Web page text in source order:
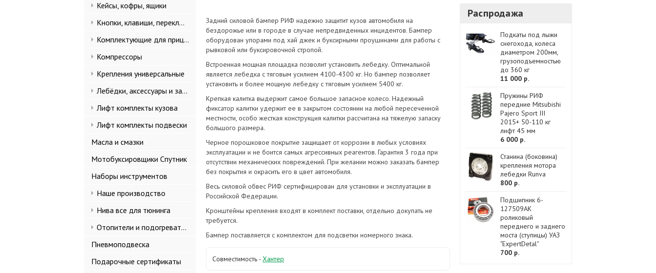
Кейсы, кофры, ящики
Кнопки, клавиши, переключатели
Комплектующие для прицепов
Компрессоры
Крепления универсальные
Лебёдки, аксессуары и запчасти
Лифт комплекты кузова
Лифт комплекты подвески
Масла и смазки
Мотобуксировщики Спутник
Наборы инструментов
Наше производство
Нива все для тюнинга
Отопители и подогреватели
Пневмоподвеска
Подарочные сертификаты
Задний силовой бампер РИФ надежно защитит кузов автомобиля на
бездорожье или в городе в случае непредвиденных инцидентов. Бампер
оборудован упорами под хай джек и буксирными проушинами для работы с
рывковой или буксировочной стропой.
Встроенная мощная площадка позволит установить лебедку. Оптимальной
является лебедка с тяговым усилием 4100-4300 кг. Но бампер позволяет
установить и более мощную лебедку с тяговым усилием 5400 кг.
Крепкая калитка выдержит самое большое запасное колесо. Надежный
фиксатор калитки удержит ее в закрытом состоянии на любой пересеченной
местности, особо жесткая конструкция калитки рассчитана на тяжелую запаску
большого размера.
Черное порошковое покрытие защищает от коррозии в любых условиях
эксплуатации и не боится самых агрессивных реагентов. Гарантия 3 года при
отсутствии механических повреждений. При желании можно заказать бампер
без покрытия и окрасить его в цвет автомобиля.
Весь силовой обвес РИФ сертифицирован для установки и эксплуатации в
Российской Федерации.
Кронштейны крепления входят в комплект поставки, отдельно докупать не
требуется.
Бампер поставляется с комплектом для подсветки номерного знака.
Совместимость - Хантер
Распродажа
Подкаты под лыжи
снегохода, колеса
диаметром 200мм,
грузоподъемностью
до 360 кг
11 000 р.
Пружины РИФ
передние Mitsubishi
Pajero Sport III
2015+ 50-110 кг
лифт 45 мм
6 000 р.
Станина (боковина)
крепления мотора
лебедки Runva
800 р.
Подшипник 6-
127509АК
роликовый
переднего и заднего
моста (ступицы) УАЗ
"ExpertDetal"
700 р.